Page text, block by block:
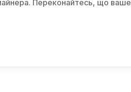
Переконайтесь, що ваше